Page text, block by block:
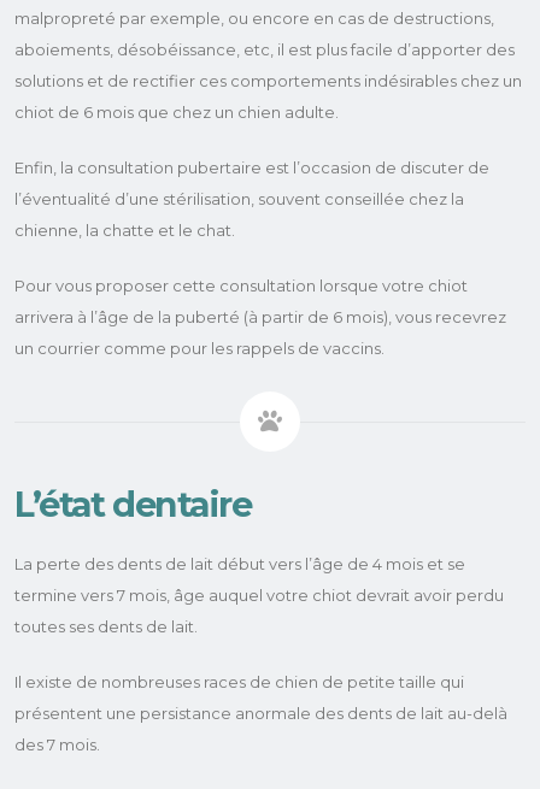
malpropreté par exemple, ou encore en cas de destructions,
aboiements, désobéissance, etc, il est plus facile d’apporter des
solutions et de rectifier ces comportements indésirables chez un
chiot de 6 mois que chez un chien adulte.
Enfin, la consultation pubertaire est l’occasion de discuter de
l’éventualité d’une stérilisation, souvent conseillée chez la
chienne, la chatte et le chat.
Pour vous proposer cette consultation lorsque votre chiot
arrivera à l’âge de la puberté (à partir de 6 mois), vous recevrez
un courrier comme pour les rappels de vaccins.
L’état dentaire
La perte des dents de lait début vers l’âge de 4 mois et se
termine vers 7 mois, âge auquel votre chiot devrait avoir perdu
toutes ses dents de lait.
Il existe de nombreuses races de chien de petite taille qui
présentent une persistance anormale des dents de lait au-delà
des 7 mois.